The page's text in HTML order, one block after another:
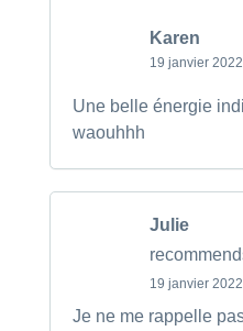
Karen
19 janvier 2022
Une belle énergie
waouhhh
Julie
19 janvier 2022
Je ne me rappelle